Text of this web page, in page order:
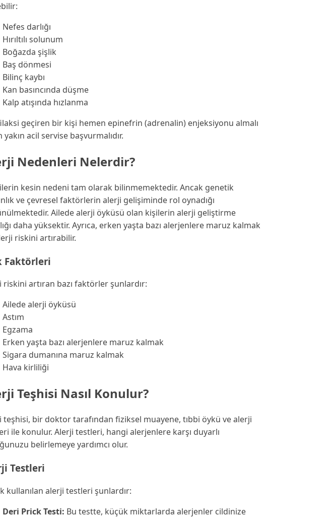
Nefes darlığı
Hırıltılı solunum
Boğazda şişlik
Baş dönmesi
Bilinç kaybı
Kan basıncında düşme
Kalp atışında hızlanma
geçiren bir kişi hemen epinefrin (adrenalin) enjeksiyonu almalı
yakın acil servise başvurmalıdır.
Nedenleri Nelerdir?
kesin nedeni tam olarak bilinmemektedir. Ancak genetik
ve çevresel faktörlerin alerji gelişiminde rol oynadığı
Ailede alerji öyküsü olan kişilerin alerji geliştirme
daha yüksektir. Ayrıca, erken yaşta bazı alerjenlere maruz kalmak
riskini artırabilir.
Faktörleri
riskini artıran bazı faktörler şunlardır:
Ailede alerji öyküsü
Astım
Egzama
Erken yaşta bazı alerjenlere maruz kalmak
Sigara dumanına maruz kalmak
Hava kirliliği
Teşhisi Nasıl Konulur?
teşhisi, bir doktor tarafından fiziksel muayene, tıbbi öykü ve alerji
ile konulur. Alerji testleri, hangi alerjenlere karşı duyarlı
belirlemeye yardımcı olur.
Testleri
kullanılan alerji testleri şunlardır:
Deri Prick Testi: Bu testte, küçük miktarlarda alerjenler cildinize